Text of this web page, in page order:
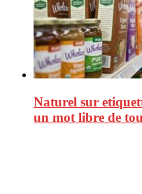
Naturel sur
un mot libre de